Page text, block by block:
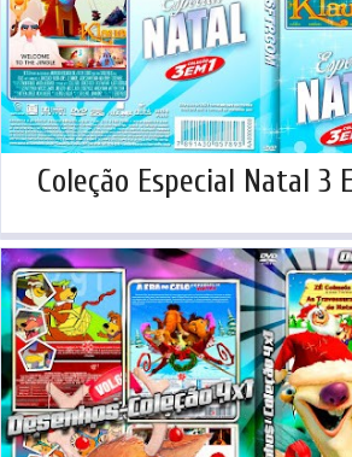
Coleção Especial Natal 3